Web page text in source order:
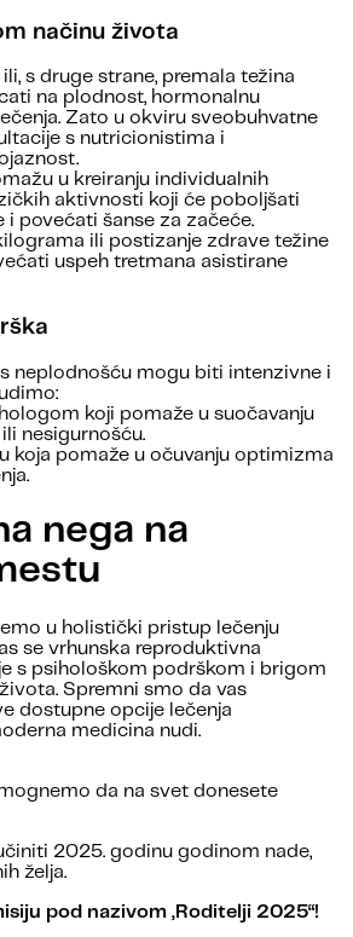
načinu života
s druge strane, premala težina
na plodnost, hormonalnu
Zato u okviru sveobuhvatne
s nutricionistima i
u kreiranju individualnih
aktivnosti koji će poboljšati
i povećati šanse za začeće.
ili postizanje zdrave težine
uspeh tretmana asistirane
neplodnošću mogu biti intenzivne i
koji pomaže u suočavanju
nesigurnošću.
koja pomaže u očuvanju optimizma
nega na
u holistički pristup lečenju
se vrhunska reproduktivna
s psihološkom podrškom i brigom
Spremni smo da vas
dostupne opcije lečenja
medicina nudi.
da na svet donesete
2025. godinu godinom nade,
želja.
pod nazivom „Roditelji 2025“!